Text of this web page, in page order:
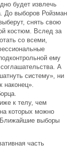
будет извлечь
До выборов Ройзман
снять свою
костюм. Вслед за
со всеми,
ему
А
систему», ни
наконец».
к телу, чем
которых можно
Ближайшие выборы
часть